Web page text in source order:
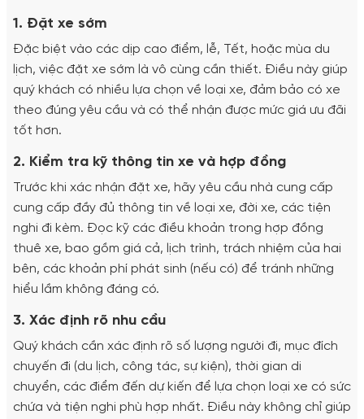
1. Đặt xe sớm
Đặc biệt vào các dịp cao điểm, lễ, Tết, hoặc mùa du
lịch, việc đặt xe sớm là vô cùng cần thiết. Điều này giúp
quý khách có nhiều lựa chọn về loại xe, đảm bảo có xe
theo đúng yêu cầu và có thể nhận được mức giá ưu đãi
tốt hơn.
2. Kiểm tra kỹ thông tin xe và hợp đồng
Trước khi xác nhận đặt xe, hãy yêu cầu nhà cung cấp
cung cấp đầy đủ thông tin về loại xe, đời xe, các tiện
nghi đi kèm. Đọc kỹ các điều khoản trong hợp đồng
thuê xe, bao gồm giá cả, lịch trình, trách nhiệm của hai
bên, các khoản phí phát sinh (nếu có) để tránh những
hiểu lầm không đáng có.
3. Xác định rõ nhu cầu
Quý khách cần xác định rõ số lượng người đi, mục đích
chuyến đi (du lịch, công tác, sự kiện), thời gian di
chuyển, các điểm đến dự kiến để lựa chọn loại xe có sức
chứa và tiện nghi phù hợp nhất. Điều này không chỉ giúp